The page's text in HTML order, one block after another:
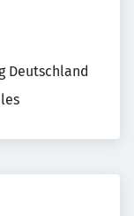
Deutschland